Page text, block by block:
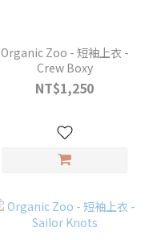
Organic Zoo - 短袖上衣 -
Crew Boxy
NT$1,250